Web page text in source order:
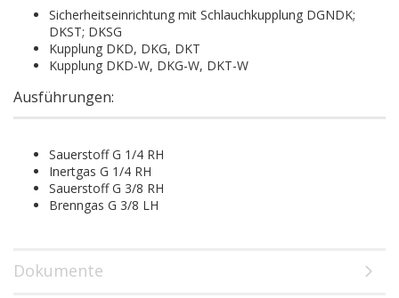
Sicherheitseinrichtung mit Schlauchkupplung DGNDK;
DKST; DKSG
Kupplung DKD, DKG, DKT
Kupplung DKD-W, DKG-W, DKT-W
Ausführungen:
Sauerstoff G 1/4 RH
Inertgas G 1/4 RH
Sauerstoff G 3/8 RH
Brenngas G 3/8 LH
Dokumente